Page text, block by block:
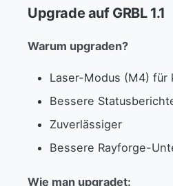
Upgrade auf GRBL 1.1
Warum upgraden?
Laser-Modus (M4) für
Bessere
Zuverlässiger
Bessere Rayforge-
Wie man upgradet: